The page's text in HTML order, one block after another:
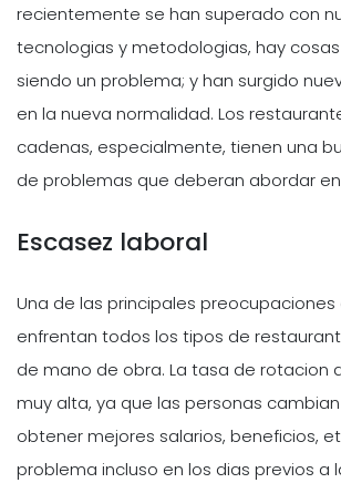
recientemente se han superado con
tecnologias y metodologias, hay
siendo un problema; y han surgido
en la nueva normalidad. Los
cadenas, especialmente, tienen una
de problemas que deberan abordar en
Escasez laboral
Una de las principales preocupaciones
enfrentan todos los tipos de
de mano de obra. La tasa de rotacion
muy alta, ya que las personas
obtener mejores salarios, beneficios,
problema incluso en los dias previos a